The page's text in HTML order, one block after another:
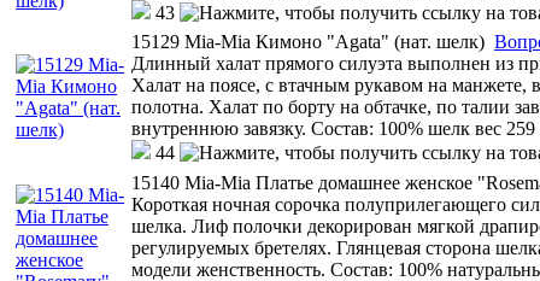
43
15129 Mia-Mia Кимоно "Agata" (нат. шелк)
Длинный халат прямого силуэта выполнен из
Халат на поясе, с втачным рукавом на манжете,
полотна. Халат по борту на обтачке, по талии
внутреннюю завязку. Состав: 100% шелк вес 259
44
15140 Mia-Mia Платье домашнее женское
Короткая ночная сорочка полуприлегающего
шелка. Лиф полочки декорирован мягкой
регулируемых бретелях. Глянцевая сторона
модели женственность. Состав: 100%